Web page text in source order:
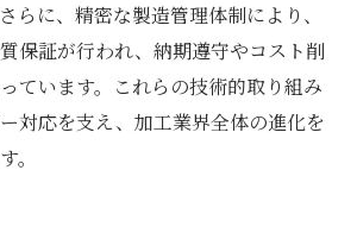
らに、精密な製造管理体制により、
保証が行われ、納期遵守やコスト削
ています。これらの技術的取り組み
対応を支え、加工業界全体の進化を
。